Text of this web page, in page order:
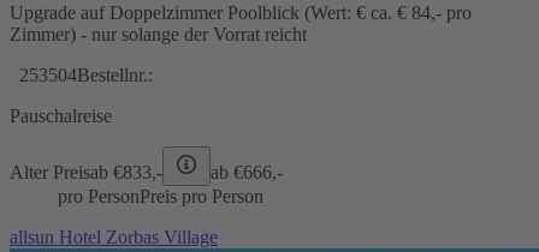
Upgrade auf Doppelzimmer Poolblick (Wert: € ca. € 84,- pro
Zimmer) - nur solange der Vorrat reicht
253504Bestellnr.:
Pauschalreise
Alter Preisab €833,- ab €666,-
pro PersonPreis pro Person
allsun Hotel Zorbas Village